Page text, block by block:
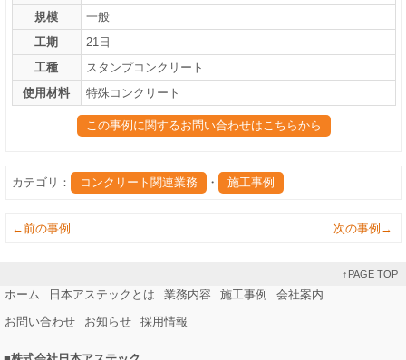
規模
一般
工期
21日
工種
スタンプコンクリート
使用材料
特殊コンクリート
この事例に関するお問い合わせはこちらから
カテゴリ： コンクリート関連業務 ・ 施工事例
←前の事例 次の事例→
↑PAGE TOP
ホーム 日本アステックとは 業務内容 施工事例
会社案内
お問い合わせ
お知らせ 採用情報